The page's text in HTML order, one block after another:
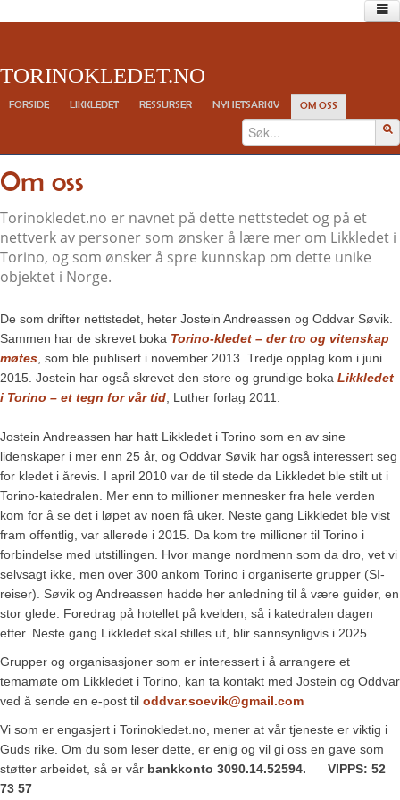
Likkledet
Forskningen
Myntene
Kirkekunsten
C14-dateringer
Ressurser
Viktige lenker
Bøker
Anbefalte artikler
Andre ressurser
Nyhetsarkiv
Om oss
TORINOKLEDET.NO
FORSIDE LIKKLEDET RESSURSER NYHETSARKIV OM OSS
Om oss
Torinokledet.no er navnet på dette nettstedet og på et
nettverk av personer som ønsker å lære mer om Likkledet i
Torino, og som ønsker å spre kunnskap om dette unike
objektet i Norge.
De som drifter nettstedet, heter Jostein Andreassen og Oddvar Søvik.
Sammen har de skrevet boka Torino-kledet – der tro og vitenskap
møtes , som ble publisert i november 2013. Tredje opplag kom i juni
2015. Jostein har også skrevet den store og grundige boka Likkledet
i Torino – et tegn for vår tid , Luther forlag 2011.
Jostein Andreassen har hatt Likkledet i Torino som en av sine
lidenskaper i mer enn 25 år, og Oddvar Søvik har også interessert seg
for kledet i årevis. I april 2010 var de til stede da Likkledet ble stilt ut i
Torino-katedralen. Mer enn to millioner mennesker fra hele verden
kom for å se det i løpet av noen få uker. Neste gang Likkledet ble vist
fram offentlig, var allerede i 2015. Da kom tre millioner til Torino i
forbindelse med utstillingen. Hvor mange nordmenn som da dro, vet vi
selvsagt ikke, men over 300 ankom Torino i organiserte grupper (SI-
reiser). Søvik og Andreassen hadde her anledning til å være guider, en
stor glede. Foredrag på hotellet på kvelden, så i katedralen dagen
etter. Neste gang Likkledet skal stilles ut, blir sannsynligvis i 2025.
Grupper og organisasjoner som er interessert i å arrangere et
temamøte om Likkledet i Torino, kan ta kontakt med Jostein og Oddvar
ved å sende en e-post til oddvar.soevik@gmail.com
Vi som er engasjert i Torinokledet.no, mener at vår tjeneste er viktig i
Guds rike. Om du som leser dette, er enig og vil gi oss en gave som
støtter arbeidet, så er vår bankkonto 3090.14.52594. VIPPS: 52
73 57